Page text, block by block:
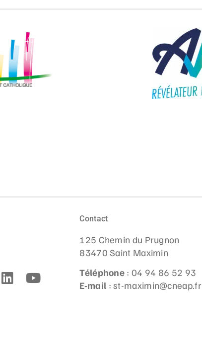
Contact
125 Chemin du Prugnon
83470 Saint Maximin
Téléphone : 04 94 86 52 93
E-mail : st-maximin@cneap.fr